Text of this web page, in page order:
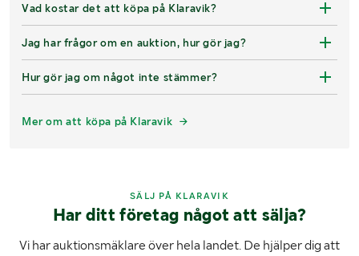
Vad kostar det att köpa på Klaravik?
Jag har frågor om en auktion, hur gör jag?
Hur gör jag om något inte stämmer?
Mer om att köpa på Klaravik
SÄLJ PÅ KLARAVIK
Har ditt företag något att sälja?
Vi har auktionsmäklare över hela landet. De hjälper dig att